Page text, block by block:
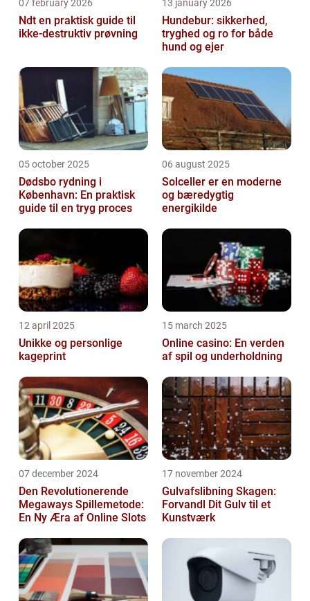
07 february 2026
Ndt en praktisk guide til
ikke-destruktiv prøvning
13 january 2026
Hundebur: sikkerhed,
tryghed og ro for både
hund og ejer
05 october 2025
Dødsbo rydning i
København: En praktisk
guide til en tryg proces
06 august 2025
Solceller er en moderne
og bæredygtig
energikilde
12 april 2025
Unikke og personlige
kageprint
15 march 2025
Online casino: En verden
af spil og underholdning
07 december 2024
Den Revolutionerende
Megaways Spillemetode:
En Ny Æra af Online Slots
17 november 2024
Gulvafslibning Skagen:
Forvandl Dit Gulv til et
Kunstværk